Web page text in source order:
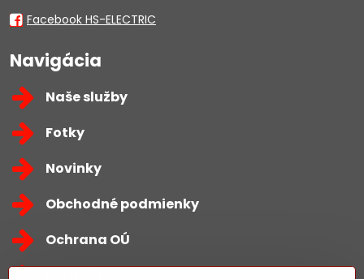
Facebook HS-ELECTRIC
Navigácia
Naše služby
Fotky
Novinky
Obchodné podmienky
Ochrana OÚ